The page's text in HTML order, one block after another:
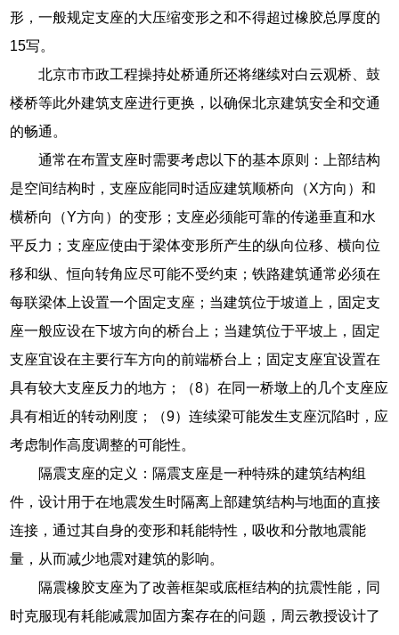
形，一般规定支座的大压缩变形之和不得超过橡胶总厚度的
15写。
北京市市政工程操持处桥通所还将继续对白云观桥、鼓
楼桥等此外建筑支座进行更换，以确保北京建筑安全和交通
的畅通。
通常在布置支座时需要考虑以下的基本原则：上部结构
是空间结构时，支座应能同时适应建筑顺桥向（X方向）和
横桥向（Y方向）的变形；支座必须能可靠的传递垂直和水
平反力；支座应使由于梁体变形所产生的纵向位移、横向位
移和纵、恒向转角应尽可能不受约束；铁路建筑通常必须在
每联梁体上设置一个固定支座；当建筑位于坡道上，固定支
座一般应设在下坡方向的桥台上；当建筑位于平坡上，固定
支座宜设在主要行车方向的前端桥台上；固定支座宜设置在
具有较大支座反力的地方；（8）在同一桥墩上的几个支座应
具有相近的转动刚度；（9）连续梁可能发生支座沉陷时，应
考虑制作高度调整的可能性。
隔震支座的定义：隔震支座是一种特殊的建筑结构组
件，设计用于在地震发生时隔离上部建筑结构与地面的直接
连接，通过其自身的变形和耗能特性，吸收和分散地震能
量，从而减少地震对建筑的影响。
隔震橡胶支座为了改善框架或底框结构的抗震性能，同
时克服现有耗能减震加固方案存在的问题，周云教授设计了